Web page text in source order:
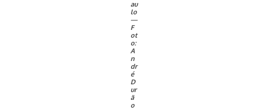
au
lo
—
F
ot
o:
A
n
dr
é
D
ur
ã
o